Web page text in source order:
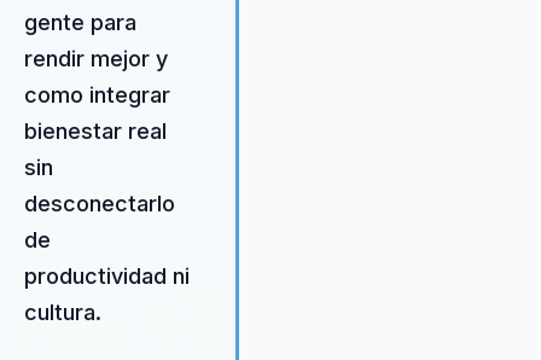
gente para
rendir mejor y
como integrar
bienestar real
sin
desconectarlo
de
productividad ni
cultura.